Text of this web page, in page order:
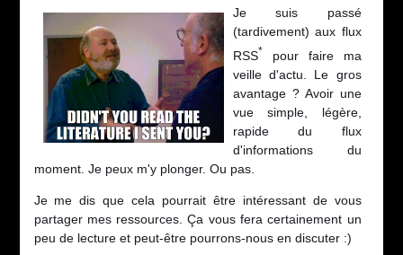
Je suis passé
(tardivement) aux flux
RSS*
pour faire ma
veille d'actu. Le gros
avantage ? Avoir une
vue simple, légère,
rapide du flux
d'informations du
moment. Je peux m'y plonger. Ou pas.
Je me dis que cela pourrait être intéressant de vous
partager mes ressources. Ça vous fera certainement un
peu de lecture et peut-être pourrons-nous en discuter :)